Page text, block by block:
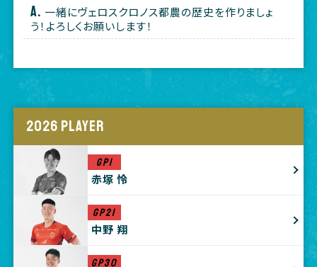
一緒にヴェロスクロノス都農の歴史を作りましょ
う！よろしくお願いします！
2026 PLAYER
GP1
赤塚 怜
GP21
中野 翔
GP30